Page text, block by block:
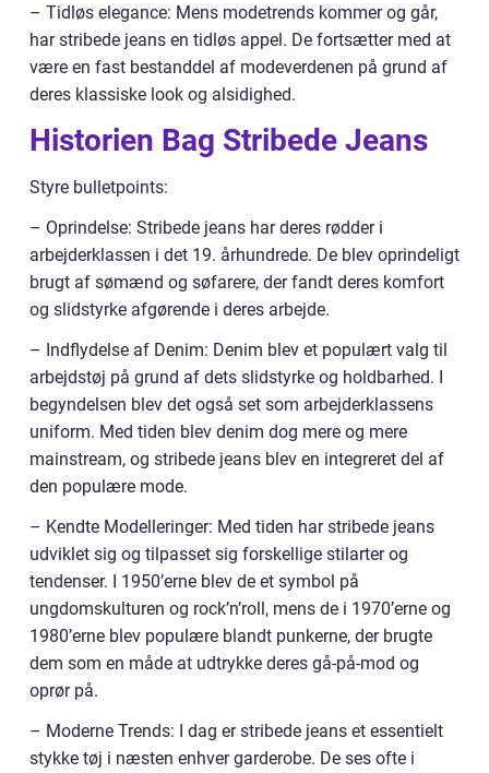
– Tidløs elegance: Mens modetrends kommer og går,
har stribede jeans en tidløs appel. De fortsætter med at
være en fast bestanddel af modeverdenen på grund af
deres klassiske look og alsidighed.
Historien Bag Stribede Jeans
Styre bulletpoints:
– Oprindelse: Stribede jeans har deres rødder i
arbejderklassen i det 19. århundrede. De blev oprindeligt
brugt af sømænd og søfarere, der fandt deres komfort
og slidstyrke afgørende i deres arbejde.
– Indflydelse af Denim: Denim blev et populært valg til
arbejdstøj på grund af dets slidstyrke og holdbarhed. I
begyndelsen blev det også set som arbejderklassens
uniform. Med tiden blev denim dog mere og mere
mainstream, og stribede jeans blev en integreret del af
den populære mode.
– Kendte Modelleringer: Med tiden har stribede jeans
udviklet sig og tilpasset sig forskellige stilarter og
tendenser. I 1950’erne blev de et symbol på
ungdomskulturen og rock’n’roll, mens de i 1970’erne og
1980’erne blev populære blandt punkerne, der brugte
dem som en måde at udtrykke deres gå-på-mod og
oprør på.
– Moderne Trends: I dag er stribede jeans et essentielt
stykke tøj i næsten enhver garderobe. De ses ofte i